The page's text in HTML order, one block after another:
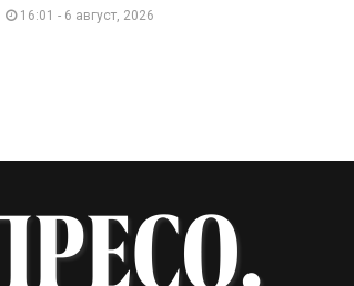
16:01 - 6 август, 2026